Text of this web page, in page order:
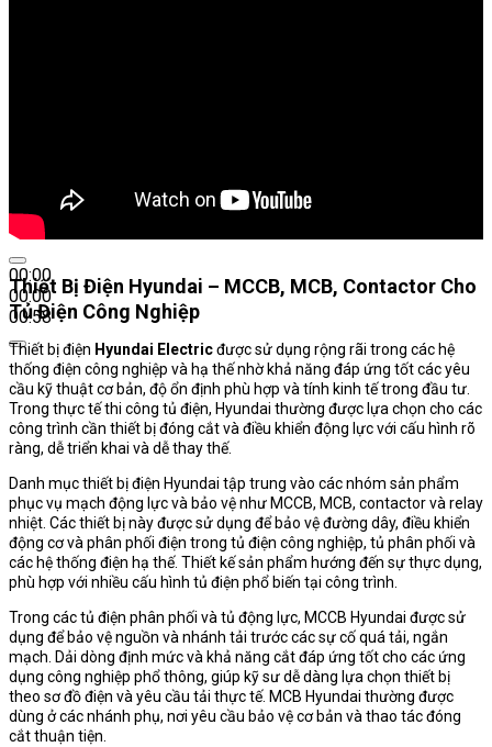
00:00
00:00
00:58
Thiết Bị Điện Hyundai – MCCB, MCB, Contactor Cho
Tủ Điện Công Nghiệp
Thiết bị điện Hyundai Electricđược sử dụng rộng rãi trong các hệ
thống điện công nghiệp và hạ thế nhờ khả năng đáp ứng tốt các yêu
cầu kỹ thuật cơ bản, độ ổn định phù hợp và tính kinh tế trong đầu tư.
Trong thực tế thi công tủ điện, Hyundai thường được lựa chọn cho các
công trình cần thiết bị đóng cắt và điều khiển động lực với cấu hình rõ
ràng, dễ triển khai và dễ thay thế.
Danh mục thiết bị điện Hyundai tập trung vào các nhóm sản phẩm
phục vụ mạch động lực và bảo vệ như MCCB, MCB, contactor và relay
nhiệt. Các thiết bị này được sử dụng để bảo vệ đường dây, điều khiển
động cơ và phân phối điện trong tủ điện công nghiệp, tủ phân phối và
các hệ thống điện hạ thế. Thiết kế sản phẩm hướng đến sự thực dụng,
phù hợp với nhiều cấu hình tủ điện phổ biến tại công trình.
Trong các tủ điện phân phối và tủ động lực, MCCB Hyundai được sử
dụng để bảo vệ nguồn và nhánh tải trước các sự cố quá tải, ngắn
mạch. Dải dòng định mức và khả năng cắt đáp ứng tốt cho các ứng
dụng công nghiệp phổ thông, giúp kỹ sư dễ dàng lựa chọn thiết bị
theo sơ đồ điện và yêu cầu tải thực tế. MCB Hyundai thường được
dùng ở các nhánh phụ, nơi yêu cầu bảo vệ cơ bản và thao tác đóng
cắt thuận tiện.